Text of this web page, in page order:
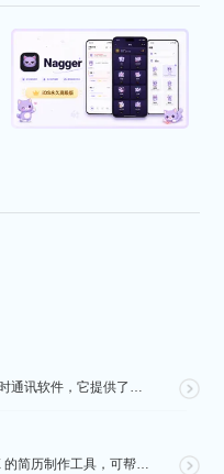
JSPP 是一款面向全球的 im 即时通讯软件，它提供了安全、稳定、高效的通讯服务，免费音视频通话，...
PPResume 是一款基于 LaTeX 的简历制作工具，可帮助用户在几分钟内快速制作精美、排版良好...